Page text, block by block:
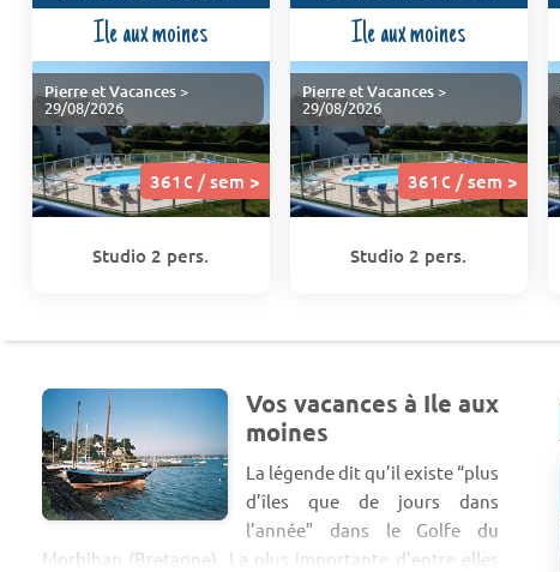
Ile aux moines
361€ / sem >
Pierre et Vacances>
29/08/2026
Studio 2 pers.
Ile aux moines
361€ / sem >
Pierre et Vacances>
29/08/2026
Studio 2 pers.
Vos vacances à Ile aux
moines
La légende dit qu’il existe “plus
d’îles que de jours dans
l’année” dans le Golfe du
Morbihan (Bretagne). La plus importante d’entre elles